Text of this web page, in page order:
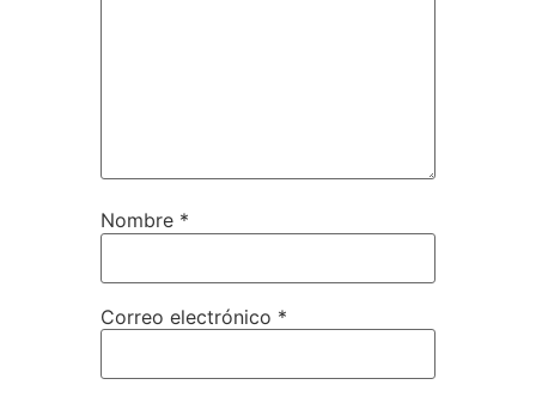
Nombre *
Correo electrónico *